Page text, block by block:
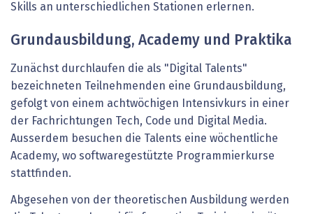
Skills an unterschiedlichen Stationen erlernen.
Grundausbildung, Academy und Praktika
Zunächst durchlaufen die als "Digital Talents"
bezeichneten Teilnehmenden eine Grundausbildung,
gefolgt von einem achtwöchigen Intensivkurs in einer
der Fachrichtungen Tech, Code und Digital Media.
Ausserdem besuchen die Talents eine wöchentliche
Academy, wo softwaregestützte Programmierkurse
stattfinden.
Abgesehen von der theoretischen Ausbildung werden